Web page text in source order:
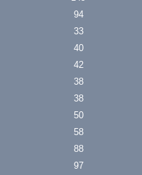
94
33
40
42
38
38
50
58
88
97